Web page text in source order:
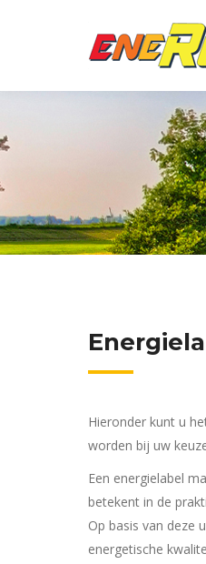
Hieronder kunt u
worden bij uw
Een energielabel
betekent in de
Op basis van deze
energetische